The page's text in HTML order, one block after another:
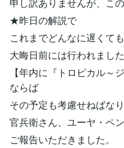
★昨日の解説で
これまでどんなに遅くて
大晦日前には行われました
【年内に『トロピカル～
ならば
その予定も考慮せねばな
官兵衛さん、ユーヤ・ペ
ご報告いただきました。